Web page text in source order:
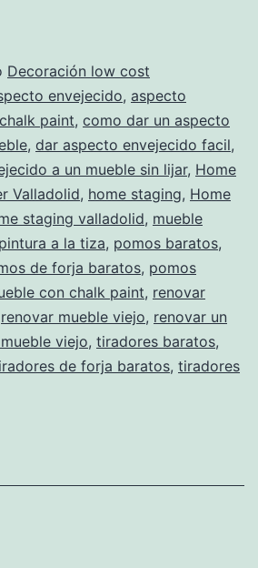
Decoración low cost
envejecido, aspecto
chalk paint, como dar un aspecto
, dar aspecto envejecido facil,
a un mueble sin lijar, Home
Valladolid, home staging, Home
staging valladolid, mueble
pintura a la tiza, pomos baratos,
de forja baratos, pomos
con chalk paint, renovar
renovar mueble viejo, renovar un
viejo, tiradores baratos,
de forja baratos, tiradores